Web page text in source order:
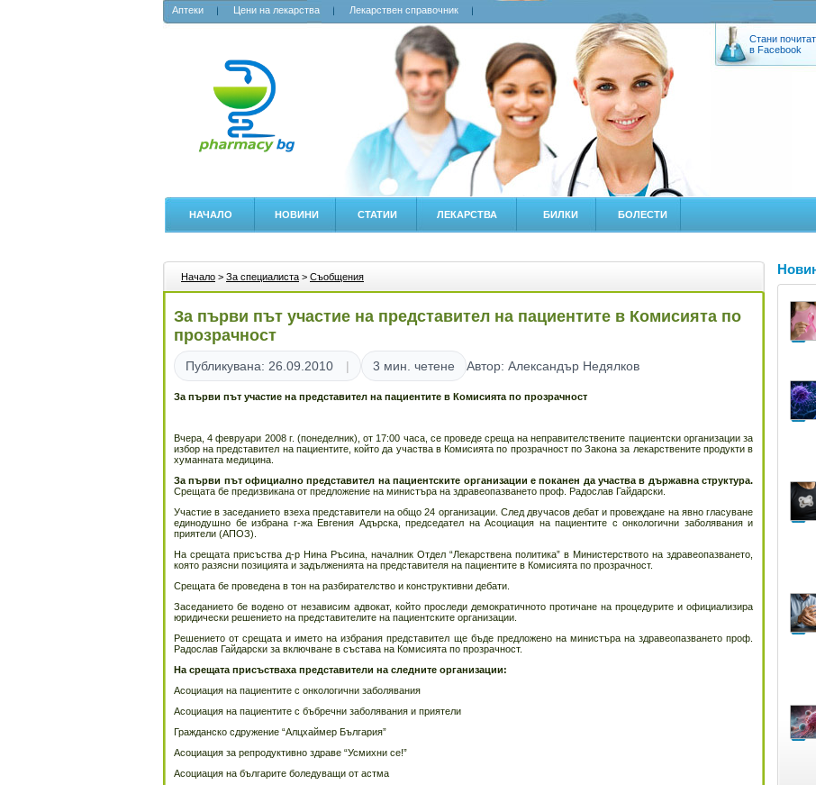
Аптеки Цени на лекарства Лекарствен справочник
Стани
в Facebook
НАЧАЛО НОВИНИ СТАТИИ ЛЕКАРСТВА БИЛКИ БОЛЕСТИ
Начало > За специалиста > Съобщения
За първи път участие на представител на пациентите в Комисията по
прозрачност
Публикувана: 26.09.2010 3 мин. четене Автор: Александър Недялков
За първи път участие на представител на пациентите в Комисията по прозрачност
Вчера, 4 февруари 2008 г. (понеделник), от 17:00 часа, се проведе среща на неправителствените пациентски организации за
избор на представител на пациентите, който да участва в Комисията по прозрачност по Закона за лекарствените продукти в
хуманната медицина.
За първи път официално представител на пациентските организации е поканен да участва в държавна структура.
Срещата бе предизвикана от предложение на министъра на здравеопазването проф. Радослав Гайдарски.
Участие в заседанието взеха представители на общо 24 организации. След двучасов дебат и провеждане на явно гласуване
единодушно бе избрана г-жа Евгения Адърска, председател на Асоциация на пациентите с онкологични заболявания и
приятели (АПОЗ).
На срещата присъства д-р Нина Ръсина, началник Отдел “Лекарствена политика” в Министерството на здравеопазването,
която разясни позицията и задълженията на представителя на пациентите в Комисията по прозрачност.
Срещата бе проведена в тон на разбирателство и конструктивни дебати.
Заседанието бе водено от независим адвокат, който проследи демократичното протичане на процедурите и официализира
юридически решението на представителите на пациентските организации.
Решението от срещата и името на избрания представител ще бъде предложено на министъра на здравеопазването проф.
Радослав Гайдарски за включване в състава на Комисията по прозрачност.
На срещата присъстваха представители на следните организации:
Асоциация на пациентите с онкологични заболявания
Асоциация на пациентите с бъбречни заболявания и приятели
Гражданско сдружение “Алцхаймер България”
Асоциация за репродуктивно здраве “Усмихни се!”
Асоциация на българите боледуващи от астма